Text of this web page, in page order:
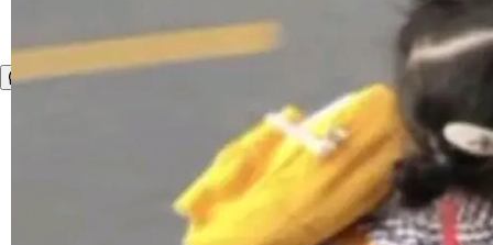
整性保护。效果是：吞吐量提升 41%，每 token
成本降低 30%，精度不变。 FP8 省的不仅是显
存 KV cache 是推理时最吃显...
让语音识别不再只是听清，而是真正听懂。通过
先理解你的语境和意图，再把准确的文字直接给
到你。从“逐字转写、单点优化”演进为“理解语
境、兼容场景、一键直出”。 Hy ASR 3.0 previe
w 不要求标准普通话，方言识别覆盖粤语、吴语
等 10 大方言片区和 20 余个二级小片区。在开
源评测集中，Hy ASR 3.0 preview 在多语种的